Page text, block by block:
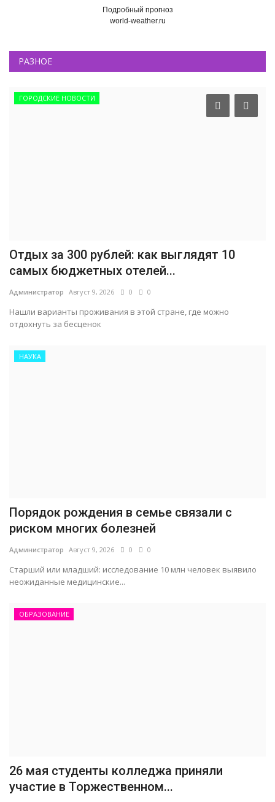
Подробный прогноз
world-weather.ru
РАЗНОЕ
ГОРОДСКИЕ НОВОСТИ
Отдых за 300 рублей: как выглядят 10
самых бюджетных отелей...
Администратор Август 9, 2026 0 0
Нашли варианты проживания в этой стране, где можно
отдохнуть за бесценок
НАУКА
Порядок рождения в семье связали с
риском многих болезней
Администратор Август 9, 2026 0 0
Старший или младший: исследование 10 млн человек выявило
неожиданные медицинские...
ОБРАЗОВАНИЕ
26 мая студенты колледжа приняли
участие в Торжественном...